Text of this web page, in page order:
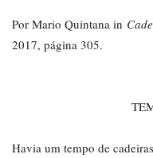
Por Mario Quintana in
2017, página 305.
Havia um tempo de